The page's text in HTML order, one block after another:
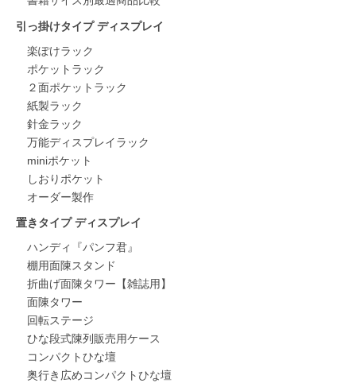
引っ掛けタイプ ディスプレイ
楽ぽけラック
ポケットラック
２面ポケットラック
紙製ラック
針金ラック
万能ディスプレイラック
miniポケット
しおりポケット
オーダー製作
置きタイプ ディスプレイ
ハンディ『パンフ君』
棚用面陳スタンド
折曲げ面陳タワー【雑誌用】
面陳タワー
回転ステージ
ひな段式陳列販売用ケース
コンパクトひな壇
奥行き広めコンパクトひな壇